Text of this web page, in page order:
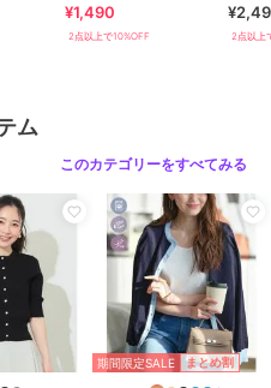
カーディガン
材
/ 無地
ザイン
S･7号以下
イズあり
洗え
/ライフスタイ
ア/クルー・Uネッ
¥1,490
2点以上で10%OFF 2点以上
ム
このカテゴリーをすべてみる
期間限定SALE まとめ割